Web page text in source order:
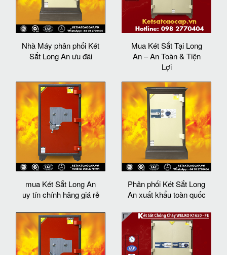
Nhà Máy phân phối Két
Sắt Long An ưu đãi
Mua Két Sắt Tại Long
An – An Toàn & Tiện
Lợi
mua Két Sắt Long An
uy tín chính hãng giá rẻ
Phân phối Két Sắt Long
An xuất khẩu toàn quốc